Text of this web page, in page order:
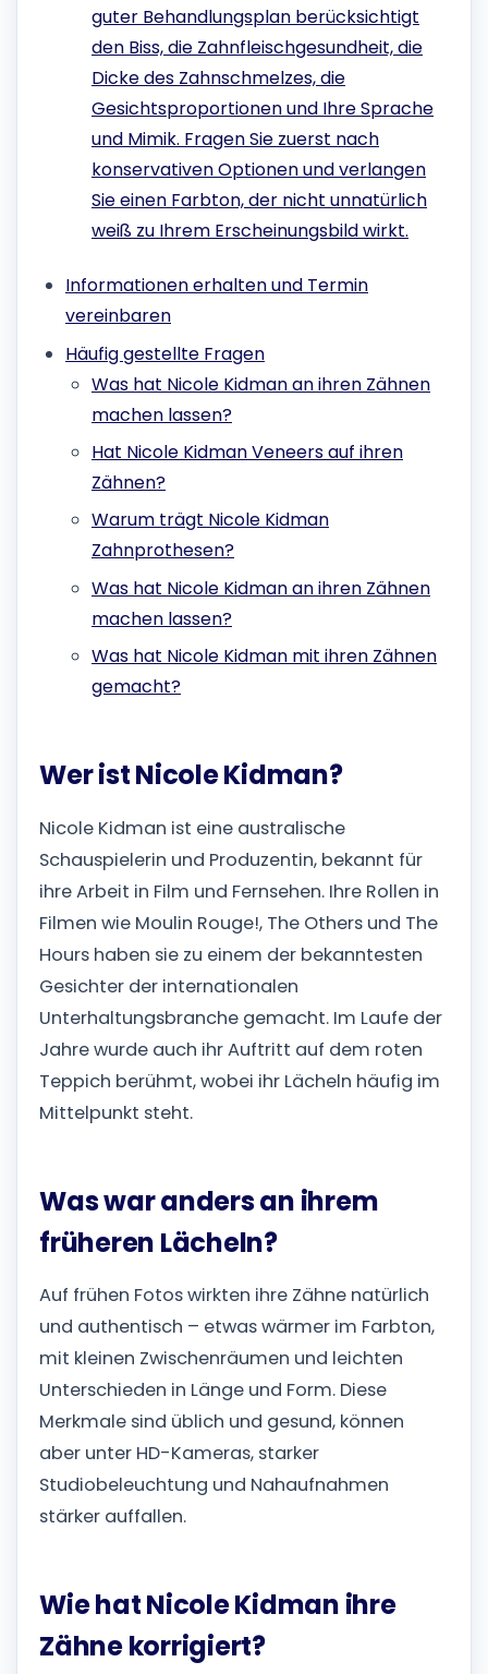
guter Behandlungsplan berücksichtigt
den Biss, die Zahnfleischgesundheit, die
Dicke des Zahnschmelzes, die
Gesichtsproportionen und Ihre Sprache
und Mimik. Fragen Sie zuerst nach
konservativen Optionen und verlangen
Sie einen Farbton, der nicht unnatürlich
weiß zu Ihrem Erscheinungsbild wirkt.
Informationen erhalten und Termin
vereinbaren
Häufig gestellte Fragen
Was hat Nicole Kidman an ihren Zähnen
machen lassen?
Hat Nicole Kidman Veneers auf ihren
Zähnen?
Warum trägt Nicole Kidman
Zahnprothesen?
Was hat Nicole Kidman an ihren Zähnen
machen lassen?
Was hat Nicole Kidman mit ihren Zähnen
gemacht?
Wer ist Nicole Kidman?
Nicole Kidman ist eine australische
Schauspielerin und Produzentin, bekannt für
ihre Arbeit in Film und Fernsehen. Ihre Rollen in
Filmen wie Moulin Rouge!, The Others und The
Hours haben sie zu einem der bekanntesten
Gesichter der internationalen
Unterhaltungsbranche gemacht. Im Laufe der
Jahre wurde auch ihr Auftritt auf dem roten
Teppich berühmt, wobei ihr Lächeln häufig im
Mittelpunkt steht.
Was war anders an ihrem
früheren Lächeln?
Auf frühen Fotos wirkten ihre Zähne natürlich
und authentisch – etwas wärmer im Farbton,
mit kleinen Zwischenräumen und leichten
Unterschieden in Länge und Form. Diese
Merkmale sind üblich und gesund, können
aber unter HD-Kameras, starker
Studiobeleuchtung und Nahaufnahmen
stärker auffallen.
Wie hat Nicole Kidman ihre
Zähne korrigiert?